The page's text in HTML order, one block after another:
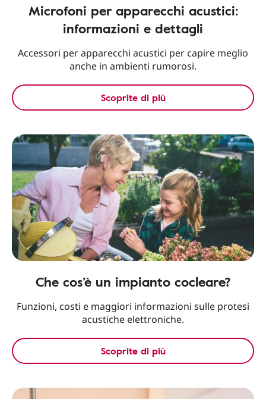
Microfoni per apparecchi acustici:
informazioni e dettagli
Accessori per apparecchi acustici per capire meglio
anche in ambienti rumorosi.
Scoprite di più
Che cos’è un impianto cocleare?
Funzioni, costi e maggiori informazioni sulle protesi
acustiche elettroniche.
Scoprite di più